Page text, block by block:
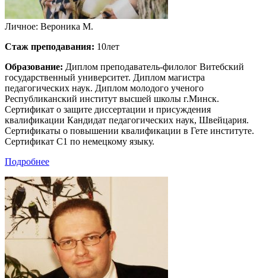
Личное: Вероника М.
Стаж преподавания: 10лет
Образование: Диплом преподаватель-филолог Витебский
государственный университет. Диплом магистра
педагогических наук. Диплом молодого ученого
Республиканский институт высшей школы г.Минск.
Сертификат о защите диссертации и присуждения
квалификации Кандидат педагогических наук, Швейцария.
Сертификаты о повышении квалификации в Гете институте.
Сертификат С1 по немецкому языку.
Подробнее